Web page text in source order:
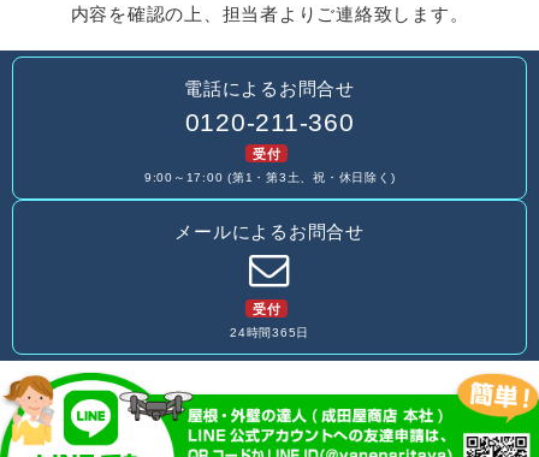
内容を確認の上、担当者よりご連絡致します。
電話によるお問合せ
0120-211-360
受付
9:00～17:00 (第1・第3土、祝・休日除く)
メールによるお問合せ
受付
24時間365日